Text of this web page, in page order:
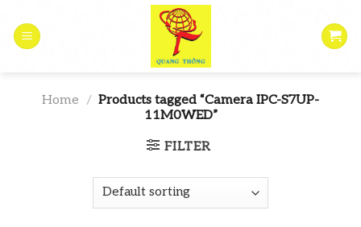
content
Home / Products tagged “Camera IPC-S7UP-
11M0WED”
FILTER